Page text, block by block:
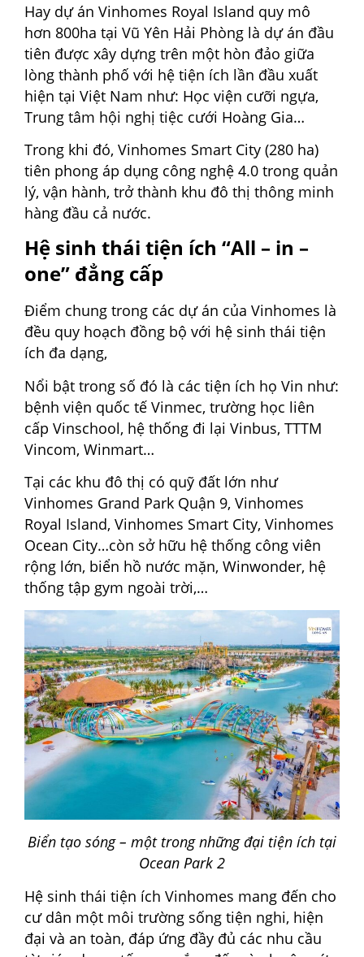
Hay dự án Vinhomes Royal Island quy mô
hơn 800ha tại Vũ Yên Hải Phòng là dự án đầu
tiên được xây dựng trên một hòn đảo giữa
lòng thành phố với hệ tiện ích lần đầu xuất
hiện tại Việt Nam như: Học viện cưỡi ngựa,
Trung tâm hội nghị tiệc cưới Hoàng Gia…
Trong khi đó, Vinhomes Smart City (280 ha)
tiên phong áp dụng công nghệ 4.0 trong quản
lý, vận hành, trở thành khu đô thị thông minh
hàng đầu cả nước.
Hệ sinh thái tiện ích “All – in –
one” đẳng cấp
Điểm chung trong các dự án của Vinhomes là
đều quy hoạch đồng bộ với hệ sinh thái tiện
ích đa dạng,
Nổi bật trong số đó là các tiện ích họ Vin như:
bệnh viện quốc tế Vinmec, trường học liên
cấp Vinschool, hệ thống đi lại Vinbus, TTTM
Vincom, Winmart…
Tại các khu đô thị có quỹ đất lớn như
Vinhomes Grand Park Quận 9, Vinhomes
Royal Island, Vinhomes Smart City, Vinhomes
Ocean City…còn sở hữu hệ thống công viên
rộng lớn, biển hồ nước mặn, Winwonder, hệ
thống tập gym ngoài trời,…
Biển tạo sóng – một trong những đại tiện ích tại
Ocean Park 2
Hệ sinh thái tiện ích Vinhomes mang đến cho
cư dân một môi trường sống tiện nghi, hiện
đại và an toàn, đáp ứng đầy đủ các nhu cầu